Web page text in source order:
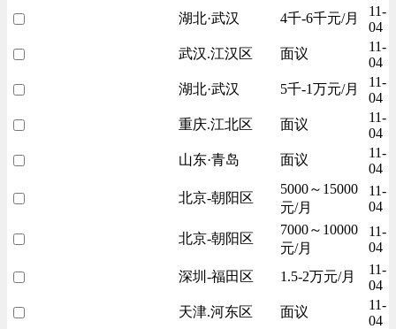
湖北·武汉
4千-6千元/月
11-
04
武汉.江汉区
面议
11-
04
湖北·武汉
5千-1万元/月
11-
04
重庆.江北区
面议
11-
04
山东·青岛
面议
11-
04
北京-朝阳区
5000～15000
元/月
11-
04
北京-朝阳区
7000～10000
元/月
11-
04
深圳-福田区
1.5-2万元/月
11-
04
天津.河东区
面议
11-
04